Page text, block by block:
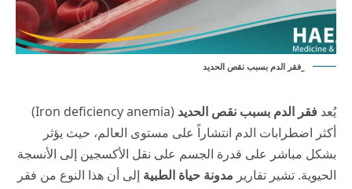
_فقر الدم بسبب نقص الحديد
يُعد فقر الدم بسبب نقص الحديد
(Iron deficiency anemia)
أكثر اضطرابات الدم انتشاراً على مستوى العالم، حيث يؤثر
بشكل مباشر على قدرة الجسم على نقل الأكسجين إلى الأنسجة
الحيوية. تشير تقارير مدونة حياة الطبية إلى أن هذا النوع من فقر